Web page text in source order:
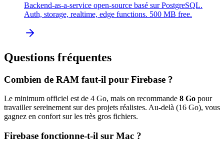
Backend-as-a-service open-source basé sur PostgreSQL.
Auth, storage, realtime, edge functions. 500 MB free.
Questions fréquentes
Combien de RAM faut-il pour Firebase ?
Le minimum officiel est de 4 Go, mais on recommande 8 Go pour
travailler sereinement sur des projets réalistes. Au-delà (16 Go), vous
gagnez en confort sur les très gros fichiers.
Firebase fonctionne-t-il sur Mac ?